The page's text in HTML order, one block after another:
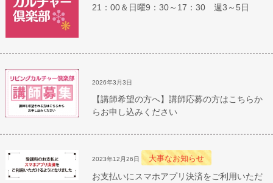
21：00＆日曜9：30～17：30 週3～5日
2026年3月3日
【講師希望の方へ】講師応募の方はこちらか
らお申し込みください
2023年12月26日 大事なお知らせ
お支払いにスマホアプリ決済をご利用いただ